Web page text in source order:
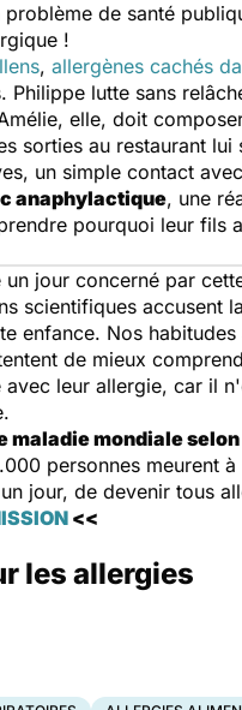
de santé
!
, allergènes cachés
Philippe lutte sans
elle, doit
sorties au restaurant
un simple contact
anaphylactique, une
pourquoi leur
jour concerné par
scientifiques accusent la
enfance. Nos
de mieux
leur allergie, car il
maladie mondiale
personnes meurent
jour, de devenir tous
<<
les allergies